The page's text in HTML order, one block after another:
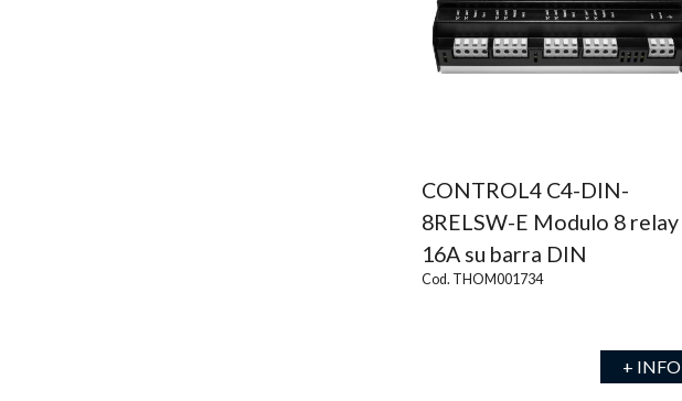
CONTROL4 C4-DIN-
8RELSW-E Modulo 8 relay
16A su barra DIN
Cod. THOM001734
+ INFO